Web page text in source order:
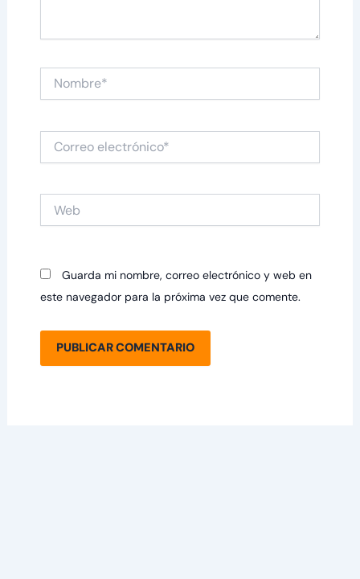
Nombre*
electrónico*
Guarda mi nombre, correo electrónico y web en
este navegador para la próxima vez que comente.